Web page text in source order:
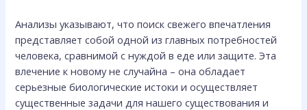
Анализы указывают, что поиск свежего впечатления
представляет собой одной из главных потребностей
человека, сравнимой с нуждой в еде или защите. Эта
влечение к новому не случайна – она обладает
серьезные биологические истоки и осуществляет
существенные задачи для нашего существования и